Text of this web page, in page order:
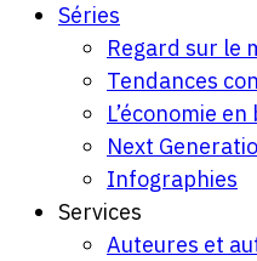
Séries
Regard sur le
Tendances
L’économie
Next
Infographies
Services
Auteures et